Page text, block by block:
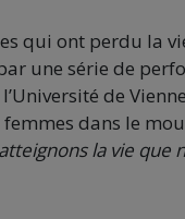
qui ont perdu la
une série de
de
femmes dans le
la vie que